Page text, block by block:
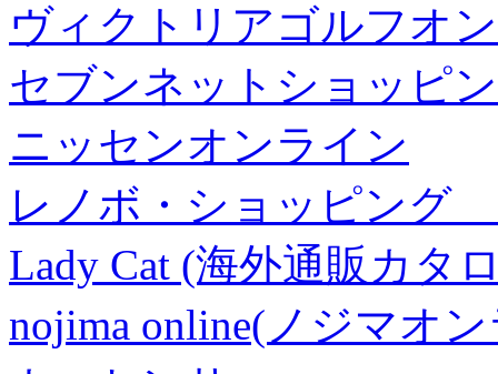
ヴィクトリアゴルフオ
セブンネットショッピ
ニッセンオンライン
レノボ・ショッピング
Lady Cat (海外通販カタ
nojima online(ノジマオ